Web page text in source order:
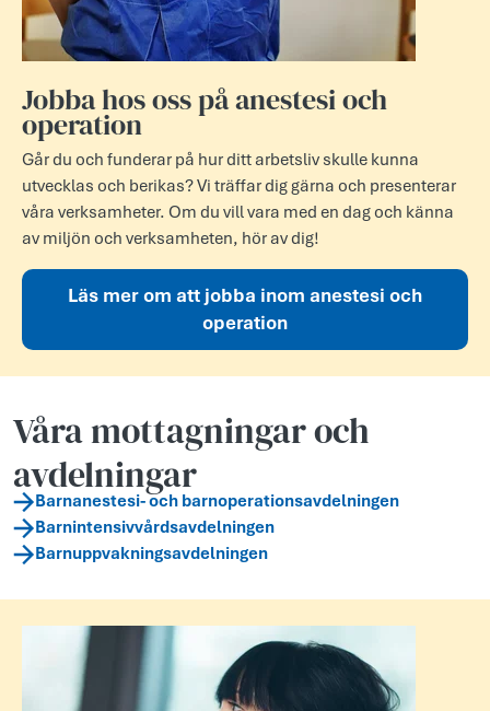
Jobba hos oss på anestesi och
operation
Går du och funderar på hur ditt arbetsliv skulle kunna
utvecklas och berikas? Vi träffar dig gärna och presenterar
våra verksamheter. Om du vill vara med en dag och känna
av miljön och verksamheten, hör av dig!
Läs mer om att jobba inom anestesi och
operation
Våra mottagningar och
avdelningar
Barnanestesi- och barnoperationsavdelningen
Barnintensivvårdsavdelningen
Barnuppvakningsavdelningen